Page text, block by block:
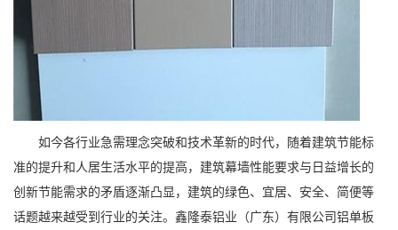
如今各行业急需理念突破和技术革新的时代，随着建筑节能标
准的提升和人居生活水平的提高，建筑幕墙性能要求与日益增长的
创新节能需求的矛盾逐渐凸显，建筑的绿色、宜居、安全、简便等
话题越来越受到行业的关注。鑫隆泰铝业（广东）有限公司铝单板